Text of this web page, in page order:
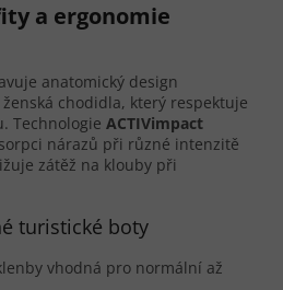
a ergonomie
anatomický design
chodidla, který respektuje
Technologie ACTIVimpact
nárazů při různé intenzitě
zátěž na klouby při
turistické boty
vhodná pro normální až